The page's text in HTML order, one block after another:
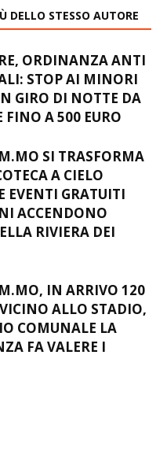
DELLO STESSO AUTORE
ORDINANZA ANTI
STOP AI MINORI
GIRO DI NOTTE DA
FINO A 500 EURO
SI TRASFORMA
A CIELO
EVENTI GRATUITI
ACCENDONO
RIVIERA DEI
IN ARRIVO 120
ALLO STADIO,
COMUNALE LA
FA VALERE I